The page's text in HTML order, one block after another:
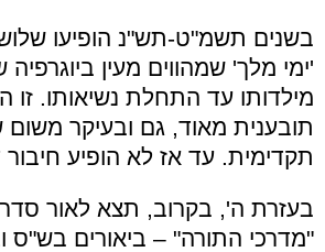
בשנים תשמ"ט-תש"נ הופיעו
'ימי מלך' שמהווים מעין ביוגרפיה
מילדותו עד התחלת נשיאותו. זו
תובענית מאוד, גם ובעיקר משום
תקדימית. עד אז לא הופיע חיבור
בעזרת ה', בקרוב, תצא לאור
"מדרכי התורה" – ביאורים בש"ס